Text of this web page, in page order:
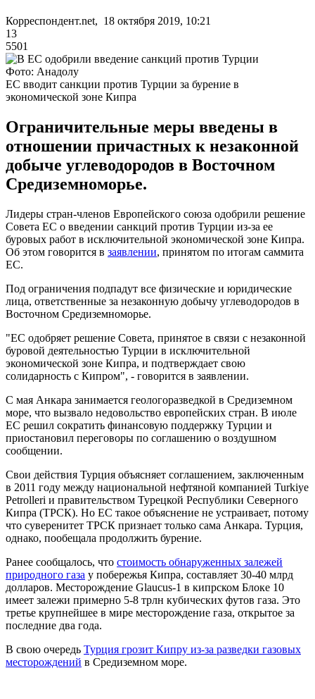
Корреспондент.net, 18 октября 2019, 10:21
13
5501
Фото: Анадолу
ЕС вводит санкции против Турции за бурение в
экономической зоне Кипра
Ограничительные меры введены в
отношении причастных к незаконной
добыче углеводородов в Восточном
Средиземноморье.
Лидеры стран-членов Европейского союза одобрили решение
Совета ЕС о введении санкций против Турции из-за ее
буровых работ в исключительной экономической зоне Кипра.
Об этом говорится в заявлении, принятом по итогам саммита
ЕС.
Под ограничения подпадут все физические и юридические
лица, ответственные за незаконную добычу углеводородов в
Восточном Средиземноморье.
"ЕС одобряет решение Совета, принятое в связи с незаконной
буровой деятельностью Турции в исключительной
экономической зоне Кипра, и подтверждает свою
солидарность с Кипром", - говорится в заявлении.
С мая Анкара занимается геологоразведкой в Средиземном
море, что вызвало недовольство европейских стран. В июле
ЕС решил сократить финансовую поддержку Турции и
приостановил переговоры по соглашению о воздушном
сообщении.
Свои действия Турция объясняет соглашением, заключенным
в 2011 году между национальной нефтяной компанией Turkiye
Petrolleri и правительством Турецкой Республики Северного
Кипра (ТРСК). Но ЕС такое объяснение не устраивает, потому
что суверенитет ТРСК признает только сама Анкара. Турция,
однако, пообещала продолжить бурение.
Ранее сообщалось, что стоимость обнаруженных залежей
природного газа у побережья Кипра, составляет 30-40 млрд
долларов. Месторождение Glaucus-1 в кипрском Блоке 10
имеет залежи примерно 5-8 трлн кубических футов газа. Это
третье крупнейшее в мире месторождение газа, открытое за
последние два года.
В свою очередь Турция грозит Кипру из-за разведки газовых
месторождений в Средиземном море.